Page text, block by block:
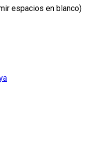
espacios en blanco)